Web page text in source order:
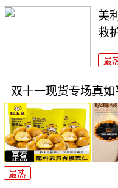
美
救
最
双十一现货专场真如
最热